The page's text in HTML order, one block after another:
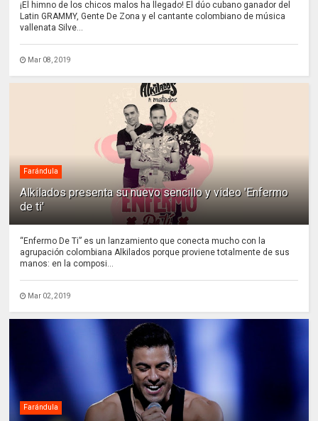
¡El himno de los chicos malos ha llegado! El dúo cubano ganador del
Latin GRAMMY, Gente De Zona y el cantante colombiano de música
vallenata Silve...
Mar 08, 2019
Farándula
Alkilados presenta su nuevo sencillo y video 'Enfermo
de ti'
“Enfermo De Ti” es un lanzamiento que conecta mucho con la
agrupación colombiana Alkilados porque proviene totalmente de sus
manos: en la composi...
Mar 02, 2019
Farándula